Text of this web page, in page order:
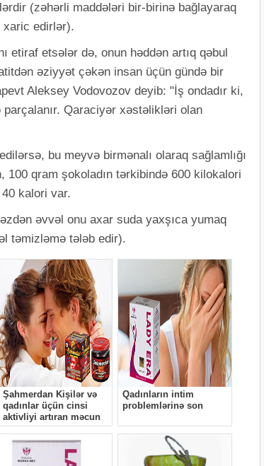
(zəhərli maddələri bir-birinə bağlayaraq
edirlər).
etiraf etsələr də, onun həddən artıq qəbul
əziyyət çəkən insan üçün gündə bir
Aleksey Vodovozov deyib: "İş ondadır ki,
Qaraciyər xəstəlikləri olan
bu meyvə birmənalı olaraq sağlamlığı
100 qram şokoladın tərkibində 600 kilokalori
kalori var.
əvvəl onu axar suda yaxşıca yumaq
təmizləmə tələb edir).